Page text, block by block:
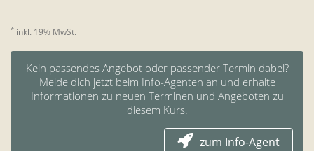
* inkl. 19% MwSt.
Kein passendes Angebot oder passender Termin dabei?
Melde dich jetzt beim Info-Agenten an und erhalte
Informationen zu neuen Terminen und Angeboten zu
diesem Kurs.
zum Info-Agent